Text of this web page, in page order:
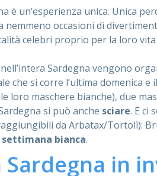
è un’esperienza unica. Unica
nemmeno occasioni di
celebri proprio per la loro
Sardegna vengono
che si corre l’ultima domenica
loro maschere bianche), due
si può anche sciare. E ci
da Arbatax/Tortolì):
settimana bianca.
in